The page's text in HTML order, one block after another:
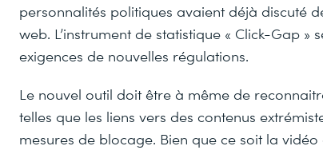
personnalités politiques avaient déjà discuté
web. L’instrument de statistique « Click-Gap
exigences de nouvelles régulations.
Le nouvel outil doit être à même de
telles que les liens vers des contenus
mesures de blocage. Bien que ce soit la